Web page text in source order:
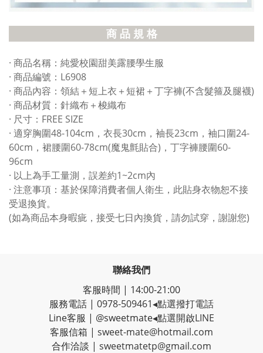
商 品 規 格
· 商品名稱：純愛校園甜美露腰學生服
· 商品編號：L6908
· 商品內容：領結＋短上衣＋短裙＋丁字褲(不含髮箍及腿襪)
· 商品材質：針織布＋梭織布
· 尺寸：FREE SIZE
· 適穿胸圍48-104cm，衣長30cm，袖長23cm，袖口圍24-
60cm，裙腰圍60-78cm(魔鬼氈貼合)，丁字褲腰圍60-
96cm
· 以上為手工量測，誤差約1~2cm內
· 注意事項：基於保障消費者個人衛生，此貼身衣物恕不接
受退換貨。
(如為商品本身暇疵，接受七日內換貨，請勿試穿，謝謝您)
聯絡我們
客服時間 | 14:00-21:00
服務電話 | 0978-509461◂點選撥打電話
Line客服 | @sweetmate◂點選開啟LINE
客服信箱 | sweet-mate@hotmail.com
合作洽談 | sweetmatetp@gmail.com